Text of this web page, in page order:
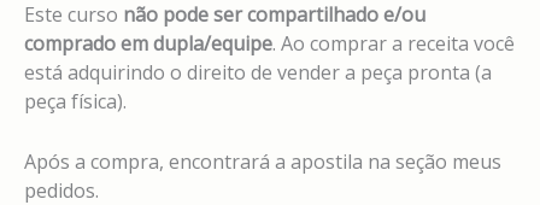
Este curso não pode ser compartilhado e/ou
comprado em dupla/equipe. Ao comprar a receita você
está adquirindo o direito de vender a peça pronta (a
peça física).
Após a compra, encontrará a apostila na seção meus
pedidos.